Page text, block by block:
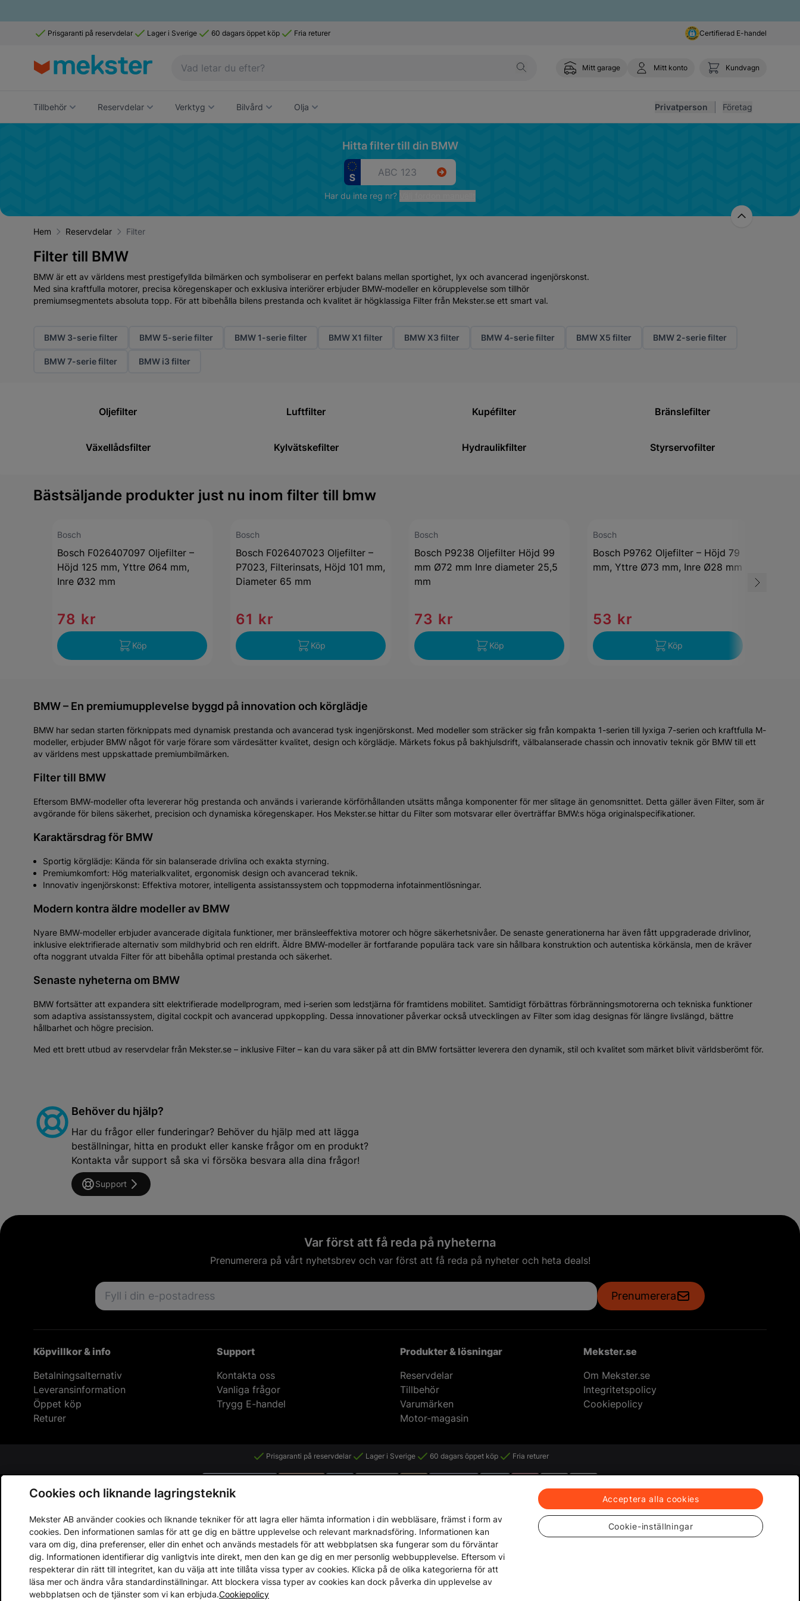
Prisgaranti på reservdelar Lager i Sverige 60 dagars öppet köp Fria returer Certifierad E-handel
Mitt garage Mitt konto Kundvagn
Tillbehör Reservdelar Verktyg Bilvård Olja Privatperson Företag
Hitta filter till din BMW
Har du inte reg nr?
Hem Reservdelar Filter
Filter till BMW
BMW är ett av världens mest prestigefyllda bilmärken och symboliserar en perfekt balans mellan sportighet, lyx och avancerad ingenjörskonst.
Med sina kraftfulla motorer, precisa köregenskaper och exklusiva interiörer erbjuder BMW-modeller en körupplevelse som tillhör
premiumsegmentets absoluta topp. För att bibehålla bilens prestanda och kvalitet är högklassiga Filter från Mekster.se ett smart val.
BMW 3-serie filter BMW 5-serie filter BMW 1-serie filter BMW X1 filter BMW X3 filter BMW 4-serie filter BMW X5 filter BMW 2-serie filter
BMW 7-serie filter BMW i3 filter
Oljefilter Luftfilter Kupéfilter Bränslefilter
Växellådsfilter Kylvätskefilter Hydraulikfilter Styrservofilter
Bästsäljande produkter just nu inom filter till bmw
Bosch
Bosch F026407097 Oljefilter –
Höjd 125 mm, Yttre Ø64 mm,
Inre Ø32 mm
78 kr
Köp
Bosch
Bosch F026407023 Oljefilter –
P7023, Filterinsats, Höjd 101 mm,
Diameter 65 mm
61 kr
Köp
Bosch
Bosch P9238 Oljefilter Höjd 99
mm Ø72 mm Inre diameter 25,5
mm
73 kr
Köp
Bosch
Bosch P9762 Oljefilter – Höjd 79
mm, Yttre Ø73 mm, Inre Ø28 mm
53 kr
Köp
BMW – En premiumupplevelse byggd på innovation och körglädje
BMW har sedan starten förknippats med dynamisk prestanda och avancerad tysk ingenjörskonst. Med modeller som sträcker sig från kompakta 1-serien till lyxiga 7-serien och kraftfulla M-
modeller, erbjuder BMW något för varje förare som värdesätter kvalitet, design och körglädje. Märkets fokus på bakhjulsdrift, välbalanserade chassin och innovativ teknik gör BMW till ett
av världens mest uppskattade premiumbilmärken.
Filter till BMW
Eftersom BMW-modeller ofta levererar hög prestanda och används i varierande körförhållanden utsätts många komponenter för mer slitage än genomsnittet. Detta gäller även Filter, som är
avgörande för bilens säkerhet, precision och dynamiska köregenskaper. Hos Mekster.se hittar du Filter som motsvarar eller överträffar BMW:s höga originalspecifikationer.
Karaktärsdrag för BMW
Sportig körglädje: Kända för sin balanserade drivlina och exakta styrning.
Premiumkomfort: Hög materialkvalitet, ergonomisk design och avancerad teknik.
Innovativ ingenjörskonst: Effektiva motorer, intelligenta assistanssystem och toppmoderna infotainmentlösningar.
Modern kontra äldre modeller av BMW
Nyare BMW-modeller erbjuder avancerade digitala funktioner, mer bränsleeffektiva motorer och högre säkerhetsnivåer. De senaste generationerna har även fått uppgraderade drivlinor,
inklusive elektrifierade alternativ som mildhybrid och ren eldrift. Äldre BMW-modeller är fortfarande populära tack vare sin hållbara konstruktion och autentiska körkänsla, men de kräver
ofta noggrant utvalda Filter för att bibehålla optimal prestanda och säkerhet.
Senaste nyheterna om BMW
BMW fortsätter att expandera sitt elektrifierade modellprogram, med i-serien som ledstjärna för framtidens mobilitet. Samtidigt förbättras förbränningsmotorerna och tekniska funktioner
som adaptiva assistanssystem, digital cockpit och avancerad uppkoppling. Dessa innovationer påverkar också utvecklingen av Filter som idag designas för längre livslängd, bättre
hållbarhet och högre precision.
Med ett brett utbud av reservdelar från Mekster.se – inklusive Filter – kan du vara säker på att din BMW fortsätter leverera den dynamik, stil och kvalitet som märket blivit världsberömt för.
Behöver du hjälp?
Har du frågor eller funderingar? Behöver du hjälp med att lägga
beställningar, hitta en produkt eller kanske frågor om en produkt?
Kontakta vår support så ska vi försöka besvara alla dina frågor!
Support
Var först att få reda på nyheterna
Prenumerera på vårt nyhetsbrev och var först att få reda på nyheter och heta deals!
Email address
Prenumerera
Köpvillkor & info
Betalningsalternativ
Leveransinformation
Öppet köp
Returer
Support
Kontakta oss
Vanliga frågor
Trygg E-handel
Produkter & lösningar
Reservdelar
Tillbehör
Varumärken
Motor-magasin
Mekster.se
Om Mekster.se
Integritetspolicy
Cookiepolicy
Prisgaranti på reservdelar Lager i Sverige 60 dagars öppet köp Fria returer
Copyright © 2013 - 2026 - Mekster AB
Organisationsnummer: 556917-2595
KöpvillkorIntegritetspolicy
Cookies och liknande lagringsteknik
Mekster AB använder cookies och liknande tekniker för att lagra eller hämta information i din webbläsare, främst i form av
cookies. Den informationen samlas för att ge dig en bättre upplevelse och relevant marknadsföring. Informationen kan
vara om dig, dina preferenser, eller din enhet och används mestadels för att webbplatsen ska fungerar som du förväntar
dig. Informationen identifierar dig vanligtvis inte direkt, men den kan ge dig en mer personlig webbupplevelse. Eftersom vi
respekterar din rätt till integritet, kan du välja att inte tillåta vissa typer av cookies. Klicka på de olika kategorierna för att
läsa mer och ändra våra standardinställningar. Att blockera vissa typer av cookies kan dock påverka din upplevelse av
webbplatsen och de tjänster som vi kan erbjuda.Cookiepolicy
Acceptera alla cookies
Cookie-inställningar